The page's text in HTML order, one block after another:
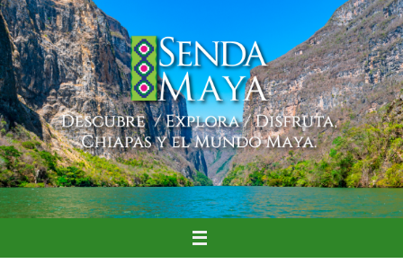
Ir
al
contenido